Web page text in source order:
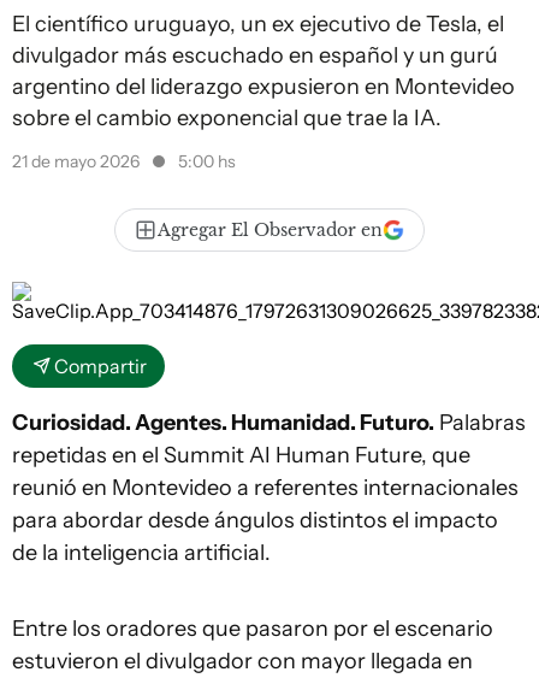
El científico uruguayo, un ex ejecutivo de Tesla, el
divulgador más escuchado en español y un gurú
argentino del liderazgo expusieron en Montevideo
sobre el cambio exponencial que trae la IA.
21 de mayo 2026 5:00 hs
Agregar El Observador en
Compartir
Curiosidad. Agentes. Humanidad. Futuro. Palabras
repetidas en el Summit AI Human Future, que
reunió en Montevideo a referentes internacionales
para abordar desde ángulos distintos el impacto
de la inteligencia artificial.
Entre los oradores que pasaron por el escenario
estuvieron el divulgador con mayor llegada en